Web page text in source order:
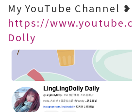
My YouTube Channel ❥
https://
Dolly